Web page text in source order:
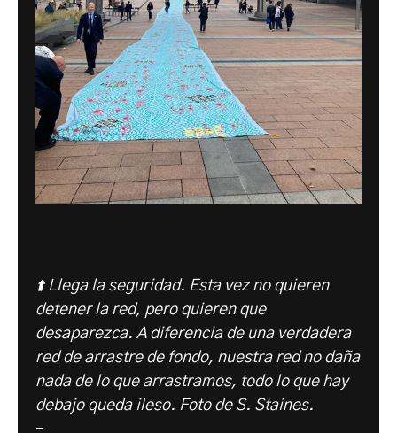
⬆️ Llega la seguridad. Esta vez no quieren
detener la red, pero quieren que
desaparezca. A diferencia de una verdadera
red de arrastre de fondo, nuestra red no daña
nada de lo que arrastramos, todo lo que hay
debajo queda ileso. Foto de S. Staines.
-